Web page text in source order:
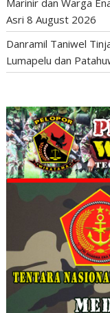
Marinir dan Warga
Asri 8 August 2026
Danramil Taniwel
Lumapelu dan